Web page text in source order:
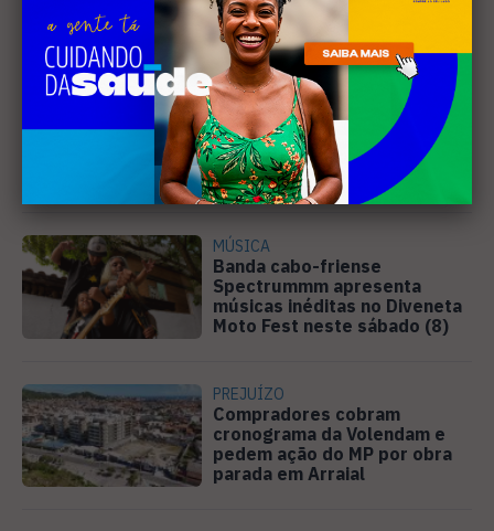
Leia Também
EDUCAÇÃO
Justiça determina que
Prefeitura de Cabo Frio
pague horas extras a
professores
MÚSICA
Banda cabo-friense
Spectrummm apresenta
músicas inéditas no Diveneta
Moto Fest neste sábado (8)
PREJUÍZO
Compradores cobram
cronograma da Volendam e
pedem ação do MP por obra
parada em Arraial